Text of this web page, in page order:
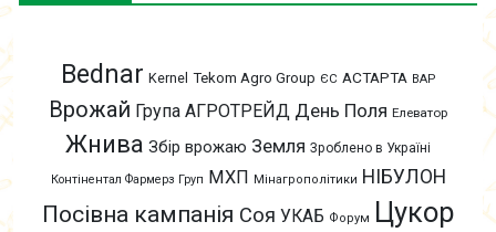
Bednar Kernel Tekom Agro Group ЄС АСТАРТА ВАР
Врожай Група АГРОТРЕЙД День Поля Елеватор
Жнива Збір врожаю Земля Зроблено в Україні
Контінентал Фармерз Груп МХП Мінагрополітики НІБУЛОН
Посівна кампанія Соя УКАБ Форум Цукор